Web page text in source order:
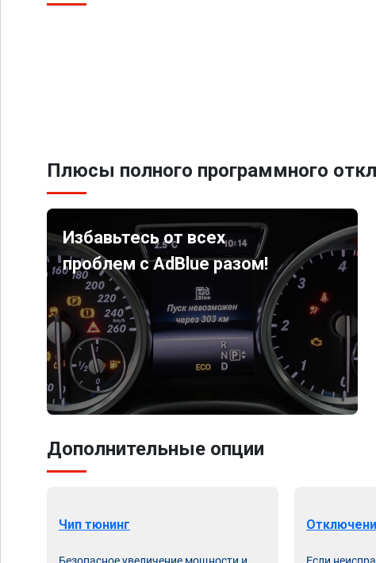
Плюсы полного программного
Избавьтесь от всех
проблем с AdBlue разом!
Дополнительные опции
Чип тюнинг